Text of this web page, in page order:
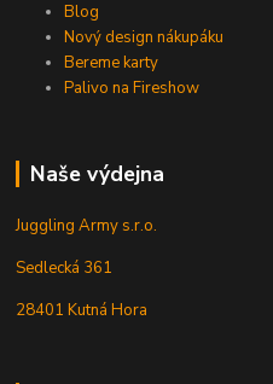
Blog
Nový design nákupáku
Bereme karty
Palivo na Fireshow
Naše výdejna
Juggling Army s.r.o.
Sedlecká 361
28401 Kutná Hora